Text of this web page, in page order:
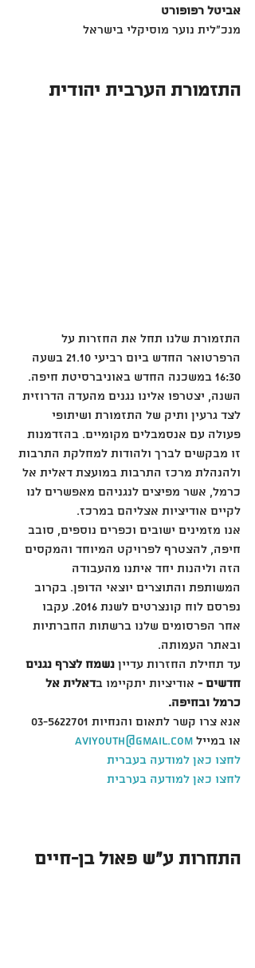
אביטל רפופורט
מנכ"לית נוער מוסיקלי בישראל
התזמורת הערבית יהודית
התזמורת שלנו תחל את החזרות על
הרפרטואר החדש ביום רביעי 21.10 בשעה
16:30 במשכנה החדש באוניברסיטת חיפה.
השנה, יצטרפו אלינו נגנים מהעדה הדרוזית
לצד גרעין ותיק של התזמורת ושיתופי
פעולה עם אנסמבלים מקומיים. בהזדמנות
זו מבקשים לברך ולהודות למחלקת התרבות
ולהנהלת מרכז התרבות במועצת דאלית אל
כרמל, אשר מפיצים לנגניהם מאפשרים לנו
לקיים אודיציות אצליהם במרכז.
אנו מזמינים ישובים וכפרים נוספים, סובב
חיפה, להצטרף לפרויקט המיוחד והמקסים
הזה וליהנות יחד איתנו מהעבודה
המשותפת והתוצרים יוצאי הדופן. בקרוב
נפרסם לוח קונצרטים לשנת 2016. עקבו
אחר הפרסומים שלנו ברשתות החברתיות
ובאתר העמותה.
עד תחילת החזרות עדיין נשמח לצרף נגנים
חדשים - אודיציות יתקיימו בדאלית אל
כרמל ובחיפה.
או במייל aviyouth@gmail.com
לחצו כאן למודעה בעברית
לחצו כאן למודעה בערבית
התחרות ע"ש פאול בן-חיים